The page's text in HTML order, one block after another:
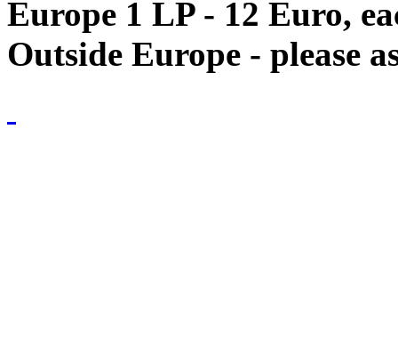
Europe 1 LP - 12 Euro,
Outside Europe - please